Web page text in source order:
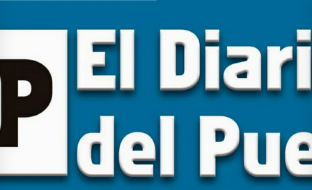
content
EL DIARIO DEL
PUEBLO